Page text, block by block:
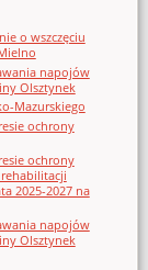
o wszczęciu
napojów
Olsztynek
Mazurskiego
ochrony
ochrony
2025-2027 na
napojów
Olsztynek